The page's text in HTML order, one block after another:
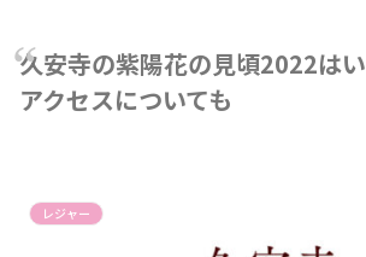
久安寺の紫陽花の見頃2022は
アクセスについても
レジャー